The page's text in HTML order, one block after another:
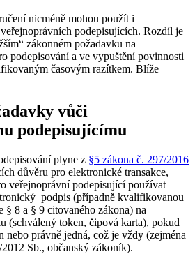
nicméně mohou použít i
podepisujících. Rozdíl je
zákonném požadavku na
podepisování a ve vypuštění povinnosti
časovým razítkem. Blíže
vůči
podepisujícímu
plyne z §5 zákona č. 297/2016
důvěru pro elektronické transakce,
veřejnoprávní podepisující používat
podpis (případně kvalifikovanou
8 a § 9 citovaného zákona) na
(schválený token, čipová karta), pokud
právně jedná, což je vždy (zejména
Sb., občanský zákoník).